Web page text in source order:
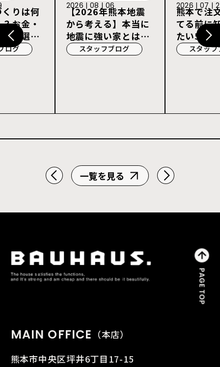
りは何
お金・
社選び
ログ
【2026年熊本地震
から考える】本当に
地震に強い家とは？
耐震等級3・許容応
スタッフブログ
2026 | 08 | 06
熊本で注
てる前に
たい5つ
スタッ
2026 | 07 |
一覧を見る
MAIN OFFICE （本店）
熊本市中央区坪井6丁目17-15